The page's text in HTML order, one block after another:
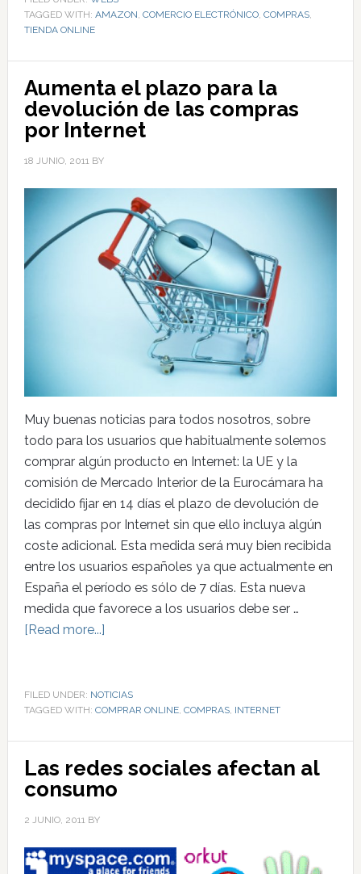
TAGGED WITH: AMAZON, COMERCIO ELECTRÓNICO, COMPRAS,
TIENDA ONLINE
Aumenta el plazo para la
devolución de las compras
por Internet
18 JUNIO, 2011BY
Muy buenas noticias para todos nosotros, sobre
todo para los usuarios que habitualmente solemos
comprar algún producto en Internet: la UE y la
comisión de Mercado Interior de la Eurocámara ha
decidido fijar en 14 días el plazo de devolución de
las compras por Internet sin que ello incluya algún
coste adicional. Esta medida será muy bien recibida
entre los usuarios españoles ya que actualmente en
España el período es sólo de 7 días. Esta nueva
medida que favorece a los usuarios debe ser …
[Read more...]
FILED UNDER: NOTICIAS
TAGGED WITH: COMPRAR ONLINE, COMPRAS, INTERNET
Las redes sociales afectan al
consumo
2 JUNIO, 2011 BY